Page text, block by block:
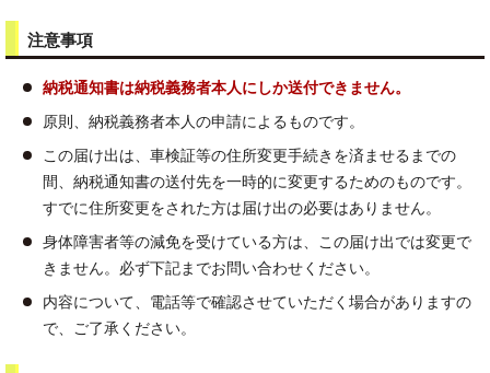
注意事項
納税通知書は納税義務者本人にしか送付できません。
原則、納税義務者本人の申請によるものです。
この届け出は、車検証等の住所変更手続きを済ませるまでの
間、納税通知書の送付先を一時的に変更するためのものです。
すでに住所変更をされた方は届け出の必要はありません。
身体障害者等の減免を受けている方は、この届け出では変更で
きません。必ず下記までお問い合わせください。
内容について、電話等で確認させていただく場合がありますの
で、ご了承ください。